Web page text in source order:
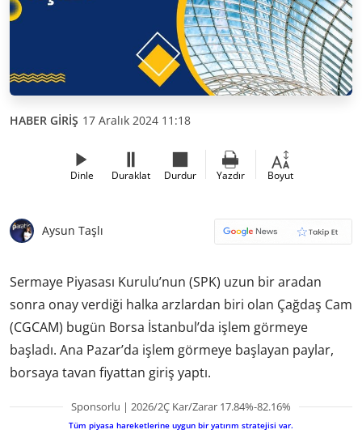
HABER GİRİŞ 17 Aralık 2024 11:18
Dinle Duraklat Durdur Yazdır Boyut
Aysun Taşlı
Sermaye Piyasası Kurulu’nun (SPK) uzun bir aradan
sonra onay verdiği halka arzlardan biri olan Çağdaş Cam
(CGCAM) bugün Borsa İstanbul’da işlem görmeye
başladı. Ana Pazar’da işlem görmeye başlayan paylar,
borsaya tavan fiyattan giriş yaptı.
Sponsorlu | 2026/2Ç Kar/Zarar 17.84%-82.16%
Tüm piyasa hareketlerine uygun bir yatırım stratejisi var.